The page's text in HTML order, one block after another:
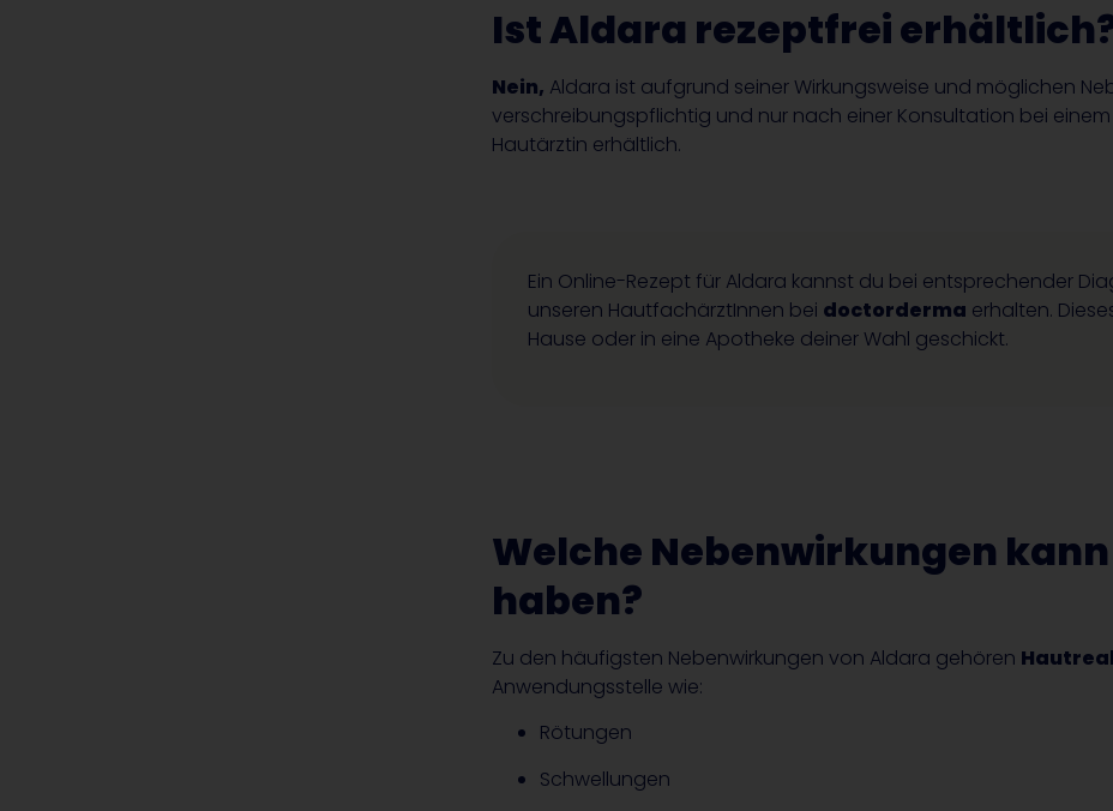
Ist Aldara rezeptfrei
Nein, Aldara ist aufgrund seiner Wirkungsweise und möglichen
verschreibungspflichtig und nur nach einer Konsultation bei
Hautärztin erhältlich.
Ein Online-Rezept für Aldara kannst du bei entsprechender
unseren HautfachärztInnen bei doctorderma erhalten.
Hause oder in eine Apotheke deiner Wahl geschickt.
Welche Nebenwirkungen
haben?
Zu den häufigsten Nebenwirkungen von Aldara gehören
Anwendungsstelle wie:
Rötungen
Schwellungen